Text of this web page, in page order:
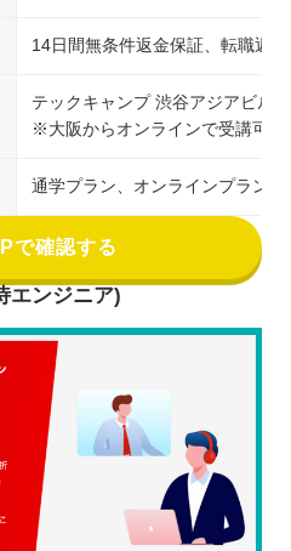
14日間無条件返金保証、転職返
テックキャンプ 渋谷アジアビル校
※大阪からオンラインで受講可能
通学プラン、オンラインプラン
で確認する
エンジニア)